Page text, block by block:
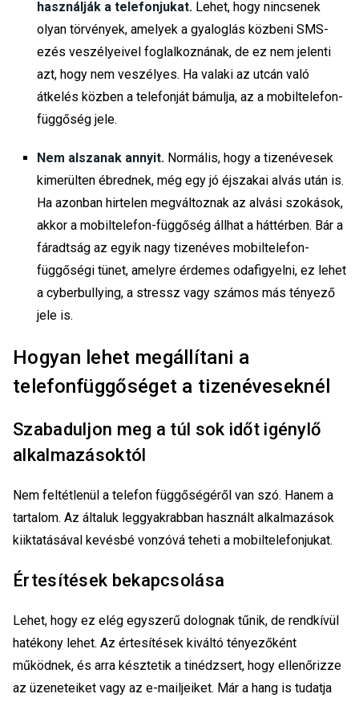
használják a telefonjukat. Lehet, hogy nincsenek
olyan törvények, amelyek a gyaloglás közbeni SMS-
ezés veszélyeivel foglalkoznának, de ez nem jelenti
azt, hogy nem veszélyes. Ha valaki az utcán való
átkelés közben a telefonját bámulja, az a mobiltelefon-
függőség jele.
Nem alszanak annyit. Normális, hogy a tizenévesek
kimerülten ébrednek, még egy jó éjszakai alvás után is.
Ha azonban hirtelen megváltoznak az alvási szokások,
akkor a mobiltelefon-függőség állhat a háttérben. Bár a
fáradtság az egyik nagy tizenéves mobiltelefon-
függőségi tünet, amelyre érdemes odafigyelni, ez lehet
a cyberbullying, a stressz vagy számos más tényező
jele is.
Hogyan lehet megállítani a
telefonfüggőséget a tizenéveseknél
Szabaduljon meg a túl sok időt igénylő
alkalmazásoktól
Nem feltétlenül a telefon függőségéről van szó. Hanem a
tartalom. Az általuk leggyakrabban használt alkalmazások
kiiktatásával kevésbé vonzóvá teheti a mobiltelefonjukat.
Értesítések bekapcsolása
Lehet, hogy ez elég egyszerű dolognak tűnik, de rendkívül
hatékony lehet. Az értesítések kiváltó tényezőként
működnek, és arra késztetik a tinédzsert, hogy ellenőrizze
az üzeneteiket vagy az e-mailjeiket. Már a hang is tudatja